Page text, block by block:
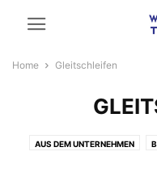
Home Gleitschleifen
AUS DEM UNTERNEHMEN